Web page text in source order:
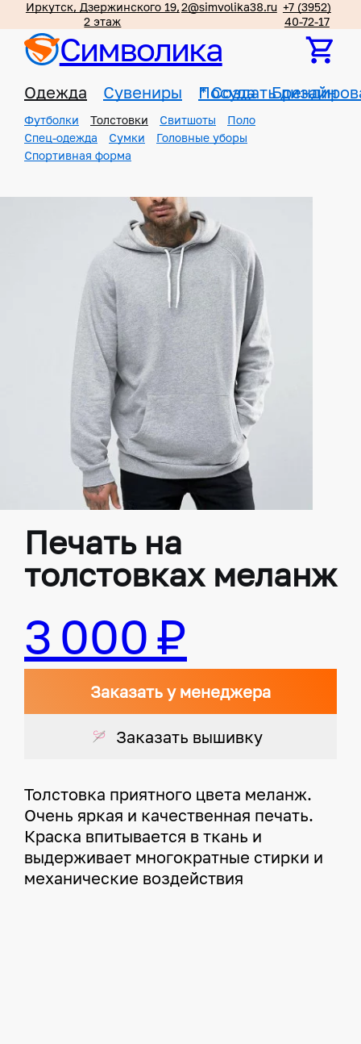
Иркутск, Дзержинского 19,
2 этаж
2@simvolika38.ru +7 (3952)
40-72-17
Символика
Одежда Сувениры Посуда
*Создать дизайн
Футболки Толстовки Свитшоты
Поло
Спец-одежда
Сумки
Головные уборы
Спортивная форма
Печать на
толстовках меланж
3 000 ₽
Заказать у менеджера
Заказать вышивку
Толстовка приятного цвета меланж.
Очень яркая и качественная печать.
Краска впитывается в ткань и
выдерживает многократные стирки и
механические воздействия